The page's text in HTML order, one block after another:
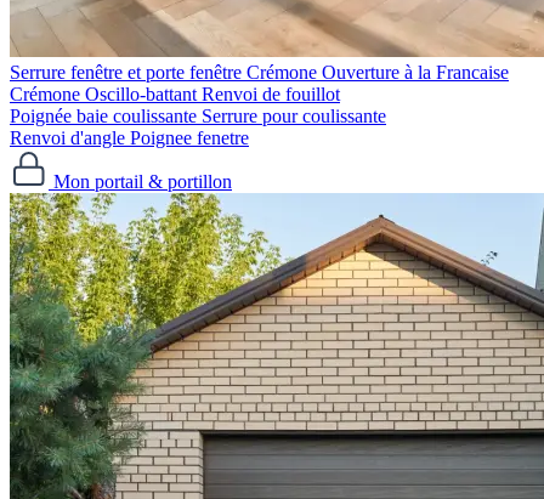
Serrure fenêtre et porte fenêtre Crémone Ouverture à la Francaise
Crémone Oscillo-battant Renvoi de fouillot
Poignée baie coulissante Serrure pour coulissante
Renvoi d'angle Poignee fenetre
Mon portail & portillon